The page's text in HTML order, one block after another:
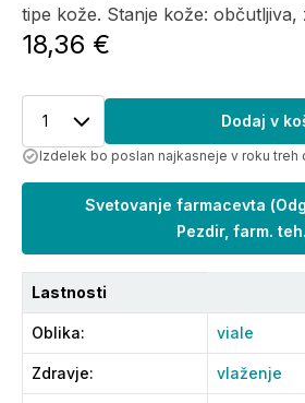
tipe kože. Stanje kože: občutljiva,
18,36 €
1 Dodaj v
Izdelek bo poslan najkasneje v roku treh
Svetovanje farmacevta (
Pezdir, farm. teh.
Lastnosti
Oblika: viale
Zdravje: vlaženje